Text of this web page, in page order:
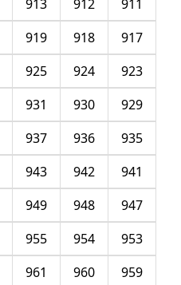
911
912
913
917
918
919
923
924
925
929
930
931
935
936
937
941
942
943
947
948
949
953
954
955
959
960
961